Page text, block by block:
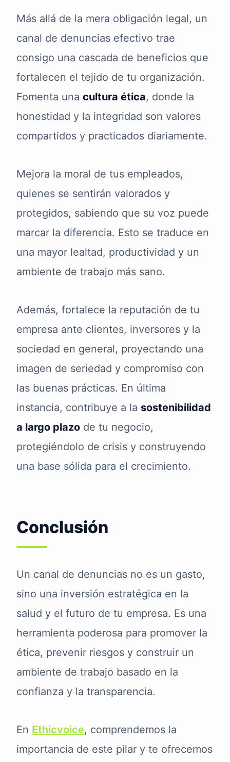
Más allá de la mera obligación legal, un
canal de denuncias efectivo trae
consigo una cascada de beneficios que
fortalecen el tejido de tu organización.
Fomenta una cultura ética, donde la
honestidad y la integridad son valores
compartidos y practicados diariamente.
Mejora la moral de tus empleados,
quienes se sentirán valorados y
protegidos, sabiendo que su voz puede
marcar la diferencia. Esto se traduce en
una mayor lealtad, productividad y un
ambiente de trabajo más sano.
Además, fortalece la reputación de tu
empresa ante clientes, inversores y la
sociedad en general, proyectando una
imagen de seriedad y compromiso con
las buenas prácticas. En última
instancia, contribuye a la sostenibilidad
a largo plazo de tu negocio,
protegiéndolo de crisis y construyendo
una base sólida para el crecimiento.
Conclusión
Un canal de denuncias no es un gasto,
sino una inversión estratégica en la
salud y el futuro de tu empresa. Es una
herramienta poderosa para promover la
ética, prevenir riesgos y construir un
ambiente de trabajo basado en la
confianza y la transparencia.
En Ethicvoice, comprendemos la
importancia de este pilar y te ofrecemos